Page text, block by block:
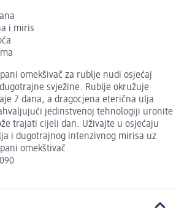
i miris
omekšivač za rublje nudi osjećaj
svježine. Rublje okružuje
7 dana, a dragocjena eterična ulja
jedinstvenoj tehnologiji uronite
trajati cijeli dan. Uživajte u osjećaju
i dugotrajnog intenzivnog mirisa uz
omekštivač.